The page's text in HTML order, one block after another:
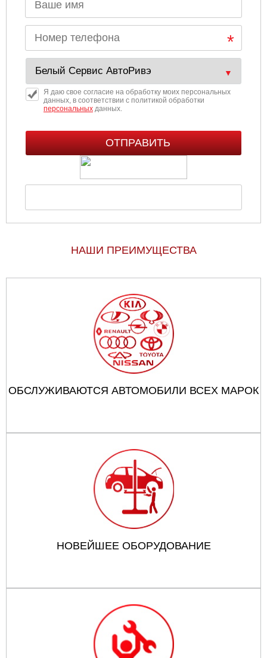
Я даю свое согласие на обработку моих персональных
данных, в соответствии с политикой обработки
персональныхданных.
НАШИ ПРЕИМУЩЕСТВА
ОБСЛУЖИВАЮТСЯ АВТОМОБИЛИ ВСЕХ МАРОК
НОВЕЙШЕЕ ОБОРУДОВАНИЕ